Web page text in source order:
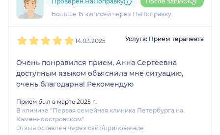
5 отзывов
Больше 15 записей через НаПоправку
14.03.2025 Услуга: Прием терапевта
Очень понравился прием, Анна Сергеевна
доступным языком объяснила мне ситуацию,
очень благодарна! Рекомендую
Прием был в марте 2025 г.
В клинике "Первая семейная клиника Петербурга на
Каменноостровском"
Отзыв оставлен через сайт/приложение